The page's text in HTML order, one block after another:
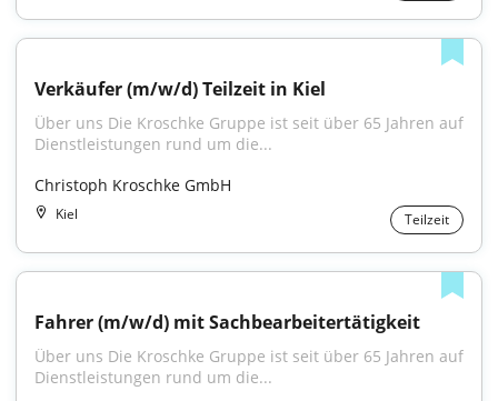
Verkäufer (m/w/d) Teilzeit in Kiel
Über uns Die Kroschke Gruppe ist seit über 65 Jahren auf
Dienstleistungen rund um die...
Christoph Kroschke GmbH
Kiel Teilzeit
Fahrer (m/w/d) mit Sachbearbeitertätigkeit
Über uns Die Kroschke Gruppe ist seit über 65 Jahren auf
Dienstleistungen rund um die...